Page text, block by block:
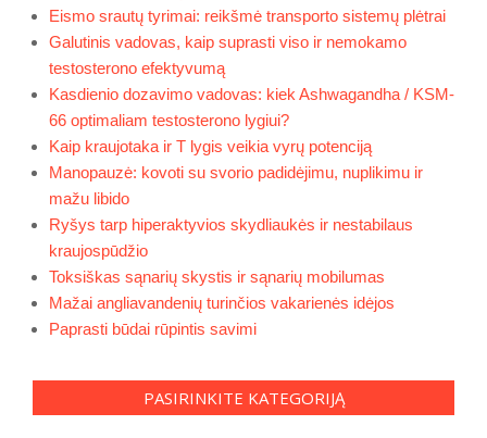
Eismo srautų tyrimai: reikšmė transporto sistemų plėtrai
Galutinis vadovas, kaip suprasti viso ir nemokamo
testosterono efektyvumą
Kasdienio dozavimo vadovas: kiek Ashwagandha / KSM-
66 optimaliam testosterono lygiui?
Kaip kraujotaka ir T lygis veikia vyrų potenciją
Manopauzė: kovoti su svorio padidėjimu, nuplikimu ir
mažu libido
Ryšys tarp hiperaktyvios skydliaukės ir nestabilaus
kraujospūdžio
Toksiškas sąnarių skystis ir sąnarių mobilumas
Mažai angliavandenių turinčios vakarienės idėjos
Paprasti būdai rūpintis savimi
PASIRINKITE KATEGORIJĄ